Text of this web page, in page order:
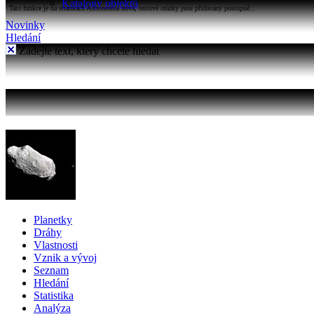
Katalogy objektů
Tato funkce je na stránkách Astronomia nová, testové otázky jsou přidávány postupně...
Novinky
Hledání
Zadejte text, který chcete hledat
Planetky
Dráhy
Vlastnosti
Vznik a vývoj
Seznam
Hledání
Statistika
Analýza